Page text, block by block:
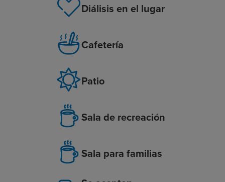
Diálisis en el lugar
Cafetería
Patio
Sala de recreación
Sala para familias